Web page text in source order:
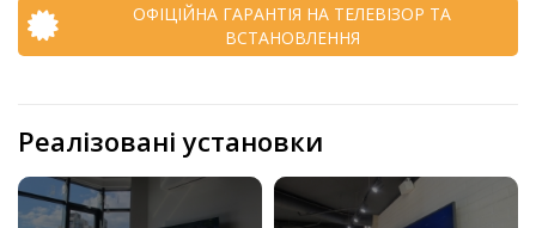
ОФІЦІЙНА ГАРАНТІЯ НА ТЕЛЕВІЗОР ТА
ВСТАНОВЛЕННЯ
Реалізовані установки